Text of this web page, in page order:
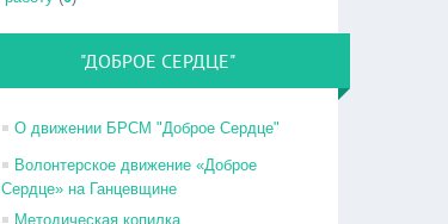
"ДОБРОЕ СЕРДЦЕ"
О движении БРСМ "Доброе Сердце"
Волонтерское движение «Доброе
Сердце» на Ганцевщине
Методическая копилка